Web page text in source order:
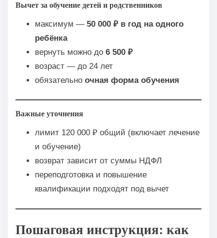
Вычет за обучение детей и родственников
максимум — 50 000 ₽ в год на одного
ребёнка
вернуть можно до 6 500 ₽
возраст — до 24 лет
обязательно очная форма обучения
Важные уточнения
лимит 120 000 ₽ общий (включает лечение
и обучение)
возврат зависит от суммы НДФЛ
переподготовка и повышение
квалификации подходят под вычет
Пошаговая инструкция: как